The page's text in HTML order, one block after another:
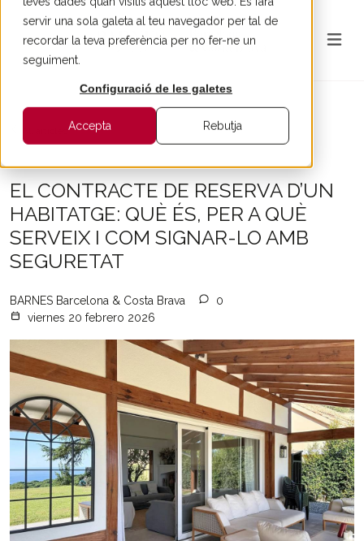
servir una sola galeta al teu navegador per tal de
recordar la teva preferència per no fer-ne un
seguiment.
Configuració de les galetes
Accepta Rebutja
EL CONTRACTE DE RESERVA D’UN
HABITATGE: QUÈ ÉS, PER A QUÈ
SERVEIX I COM SIGNAR-LO AMB
SEGURETAT
BARNES Barcelona & Costa Brava
0
viernes 20 febrero 2026